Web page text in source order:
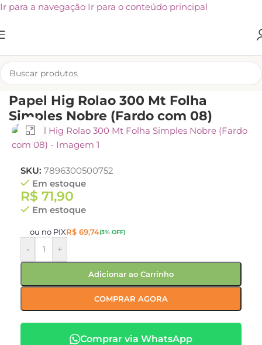
Ir para a navegação Ir para o conteúdo principal
INÍCIO/KLIVEX
Papel Hig Rolao 300 Mt Folha
Simples Nobre (Fardo com 08)
Clique para ampliar
SKU: 7896300500752
Em estoque
R$ 71,90
Em estoque
ou no PIXR$ 69,74(3% OFF)
- +
Adicionar ao Carrinho
COMPRAR AGORA
Comprar via WhatsApp